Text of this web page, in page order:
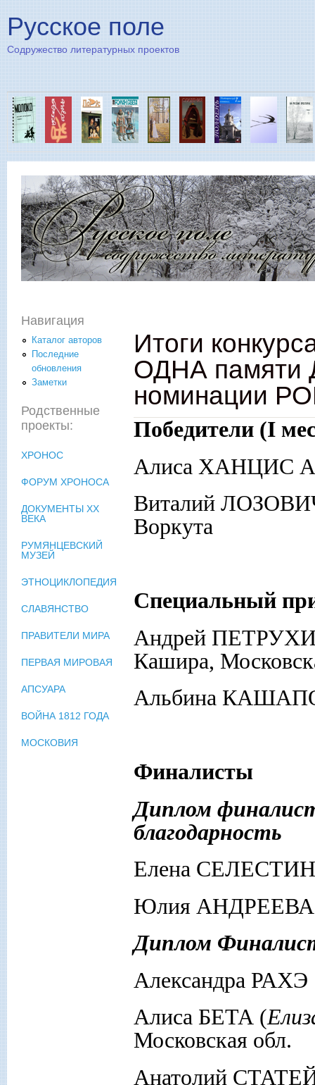
Русское поле
Содружество литературных проектов
Итоги
ОДНА памяти
номинации
Победители (I
Алиса ХАНЦИС
Виталий
Воркута
Специальный
Андрей
Кашира,
Альбина
Финалисты
Диплом
благодарность
Елена
Юлия АНДРЕЕВА
Диплом
Александра РАХЭ
Алиса БЕТА (
Московская обл.
Анатолий
Навигация
Каталог авторов
Последние
обновления
Заметки
Родственные
проекты:
ХРОНОС
ФОРУМ ХРОНОСА
ДОКУМЕНТЫ XX
ВЕКА
РУМЯНЦЕВСКИЙ
МУЗЕЙ
ЭТНОЦИКЛОПЕДИЯ
СЛАВЯНСТВО
ПРАВИТЕЛИ МИРА
ПЕРВАЯ МИРОВАЯ
АПСУАРА
ВОЙНА 1812 ГОДА
МОСКОВИЯ